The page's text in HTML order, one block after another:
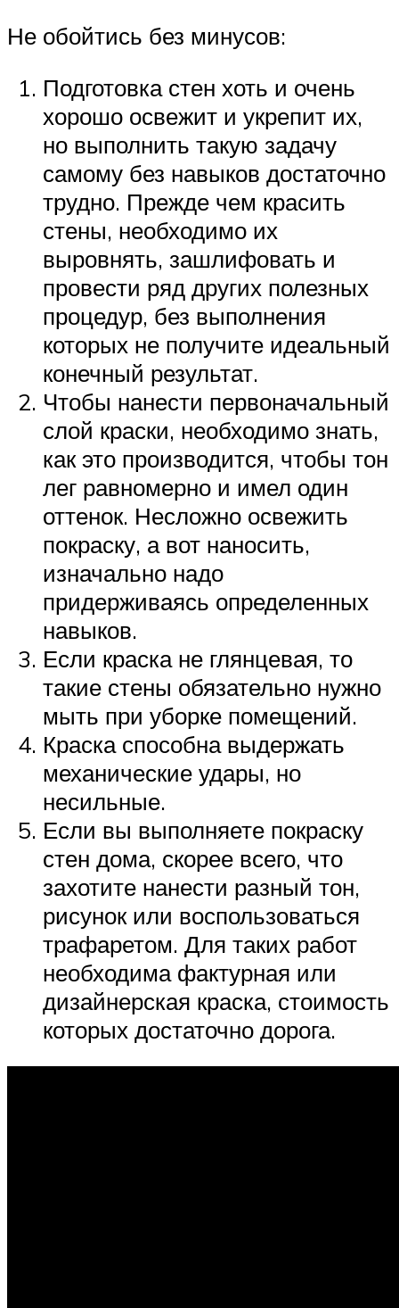
Не обойтись без минусов:
Подготовка стен хоть и очень
хорошо освежит и укрепит их,
но выполнить такую задачу
самому без навыков достаточно
трудно. Прежде чем красить
стены, необходимо их
выровнять, зашлифовать и
провести ряд других полезных
процедур, без выполнения
которых не получите идеальный
конечный результат.
Чтобы нанести первоначальный
слой краски, необходимо знать,
как это производится, чтобы тон
лег равномерно и имел один
оттенок. Несложно освежить
покраску, а вот наносить,
изначально надо
придерживаясь определенных
навыков.
Если краска не глянцевая, то
такие стены обязательно нужно
мыть при уборке помещений.
Краска способна выдержать
механические удары, но
несильные.
Если вы выполняете покраску
стен дома, скорее всего, что
захотите нанести разный тон,
рисунок или воспользоваться
трафаретом. Для таких работ
необходима фактурная или
дизайнерская краска, стоимость
которых достаточно дорога.